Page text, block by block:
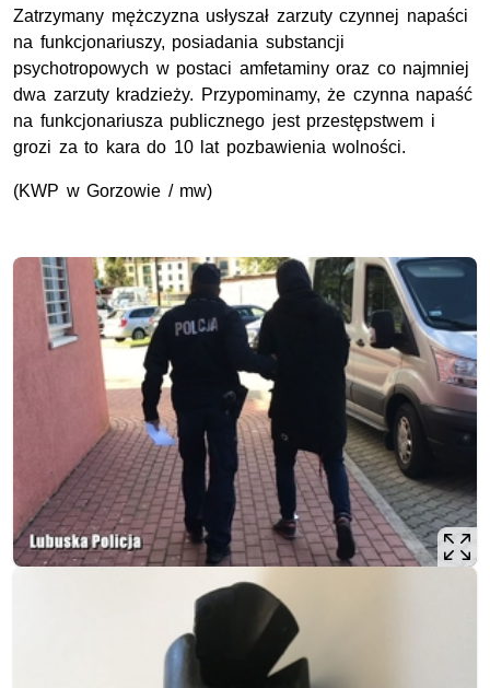
Zatrzymany mężczyzna usłyszał zarzuty czynnej napaści
na funkcjonariuszy, posiadania substancji
psychotropowych w postaci amfetaminy oraz co najmniej
dwa zarzuty kradzieży. Przypominamy, że czynna napaść
na funkcjonariusza publicznego jest przestępstwem i
grozi za to kara do 10 lat pozbawienia wolności.
(KWP w Gorzowie / mw)